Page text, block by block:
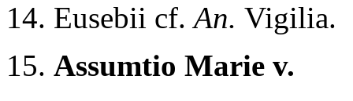
14. Eusebii cf.An. Vigilia.
15. Assumtio Marie v.